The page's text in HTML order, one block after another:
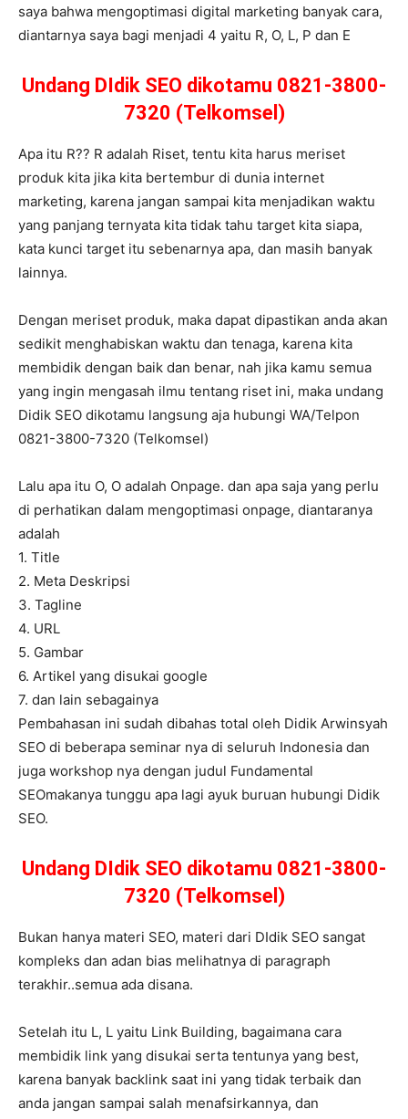
saya bahwa mengoptimasi digital marketing banyak cara,
diantarnya saya bagi menjadi 4 yaitu R, O, L, P dan E
Undang DIdik SEO dikotamu 0821-3800-
7320 (Telkomsel)
Apa itu R?? R adalah Riset, tentu kita harus meriset
produk kita jika kita bertembur di dunia internet
marketing, karena jangan sampai kita menjadikan waktu
yang panjang ternyata kita tidak tahu target kita siapa,
kata kunci target itu sebenarnya apa, dan masih banyak
lainnya.
Dengan meriset produk, maka dapat dipastikan anda akan
sedikit menghabiskan waktu dan tenaga, karena kita
membidik dengan baik dan benar, nah jika kamu semua
yang ingin mengasah ilmu tentang riset ini, maka undang
Didik SEO dikotamu langsung aja hubungi WA/Telpon
0821-3800-7320 (Telkomsel)
Lalu apa itu O, O adalah Onpage. dan apa saja yang perlu
di perhatikan dalam mengoptimasi onpage, diantaranya
adalah
1. Title
2. Meta Deskripsi
3. Tagline
4. URL
5. Gambar
6. Artikel yang disukai google
7. dan lain sebagainya
Pembahasan ini sudah dibahas total oleh Didik Arwinsyah
SEO di beberapa seminar nya di seluruh Indonesia dan
juga workshop nya dengan judul Fundamental
SEOmakanya tunggu apa lagi ayuk buruan hubungi Didik
SEO.
Undang DIdik SEO dikotamu 0821-3800-
7320 (Telkomsel)
Bukan hanya materi SEO, materi dari DIdik SEO sangat
kompleks dan adan bias melihatnya di paragraph
terakhir..semua ada disana.
Setelah itu L, L yaitu Link Building, bagaimana cara
membidik link yang disukai serta tentunya yang best,
karena banyak backlink saat ini yang tidak terbaik dan
anda jangan sampai salah menafsirkannya, dan